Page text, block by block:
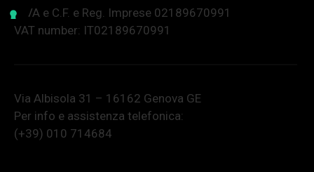
P.IVA e C.F. e Reg. Imprese 02189670991
VAT number: IT02189670991
Via Albisola 31 – 16162 Genova GE
Per info e assistenza telefonica:
(+39) 010 714684